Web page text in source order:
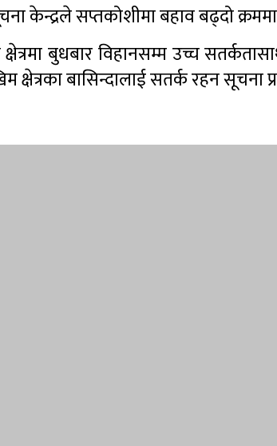
केन्द्रले सप्तकोशीमा बहाव बढ्दो
बुधबार विहानसम्म उच्च
बासिन्दालाई सतर्क रहन सूचना